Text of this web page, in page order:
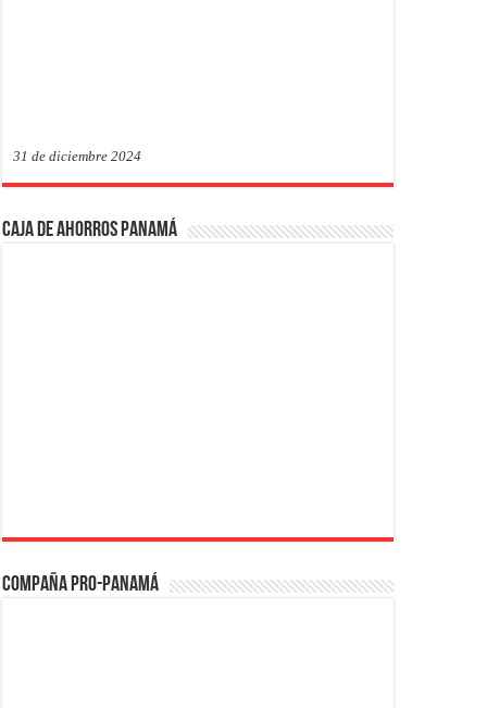
31 de diciembre 2024
Caja de Ahorros Panamá
Compaña PRO-Panamá